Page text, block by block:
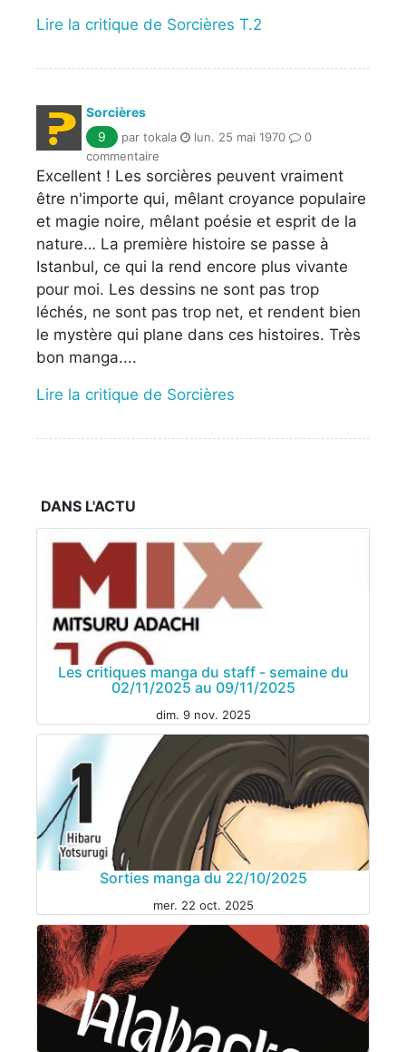
Lire la critique de Sorcières T.2
Sorcières
9
par tokala lun. 25 mai 1970
0
commentaire
Excellent ! Les sorcières peuvent vraiment
être n'importe qui, mêlant croyance populaire
et magie noire, mêlant poésie et esprit de la
nature… La première histoire se passe à
Istanbul, ce qui la rend encore plus vivante
pour moi. Les dessins ne sont pas trop
léchés, ne sont pas trop net, et rendent bien
le mystère qui plane dans ces histoires. Très
bon manga....
Lire la critique de Sorcières
DANS L'ACTU
Les critiques manga du staff - semaine du
02/11/2025 au 09/11/2025
dim. 9 nov. 2025
Sorties manga du 22/10/2025
mer. 22 oct. 2025